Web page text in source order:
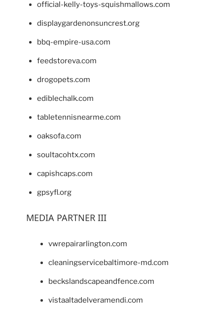
official-kelly-toys-squishmallows.com
displaygardenonsuncrest.org
bbq-empire-usa.com
feedstoreva.com
drogopets.com
ediblechalk.com
tabletennisnearme.com
oaksofa.com
soultacohtx.com
capishcaps.com
gpsyfl.org
MEDIA PARTNER III
vwrepairarlington.com
cleaningservicebaltimore-md.com
beckslandscapeandfence.com
vistaaltadelveramendi.com